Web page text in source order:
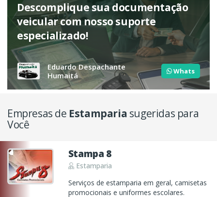
Descomplique sua documentação
veicular com nosso suporte
especializado!
Eduardo Despachante
Humaitá
Whats
Empresas de Estamparia sugeridas para
Você
Stampa 8
Estamparia
Serviços de estamparia em geral, camisetas
promocionais e uniformes escolares.